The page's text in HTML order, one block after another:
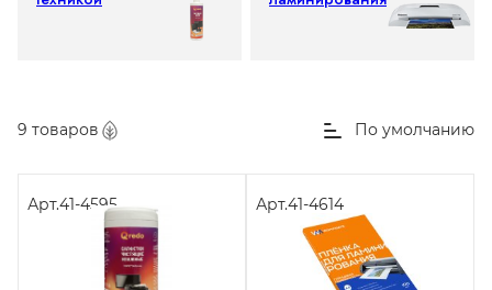
9 товаров По умолчанию
Арт.41-4595 Арт.41-4614